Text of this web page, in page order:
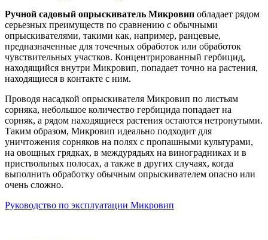
Ручной садовый опрыскиватель Микровип обладает рядом
серьезных преимуществ по сравнению с обычными
опрыскивателями, такими как, например, ранцевые,
предназначенные для точечных обработок или обработок
чувствительных участков. Концентрированный гербицид,
находящийся внутри Микровип, попадает точно на растения,
находящиеся в контакте с ним.
Проводя насадкой опрыскивателя Микровип по листьям
сорняка, небольшое количество гербицида попадает на
сорняк, а рядом находящиеся растения остаются нетронутыми.
Таким образом, Микровип идеально подходит для
уничтожения сорняков на полях с пропашными культурами,
на овощных грядках, в междурядьях на виноградниках и в
приствольных полосах, а также в других случаях, когда
выполнить обработку обычным опрыскивателем опасно или
очень сложно.
Руководство по эксплуатации Микровип